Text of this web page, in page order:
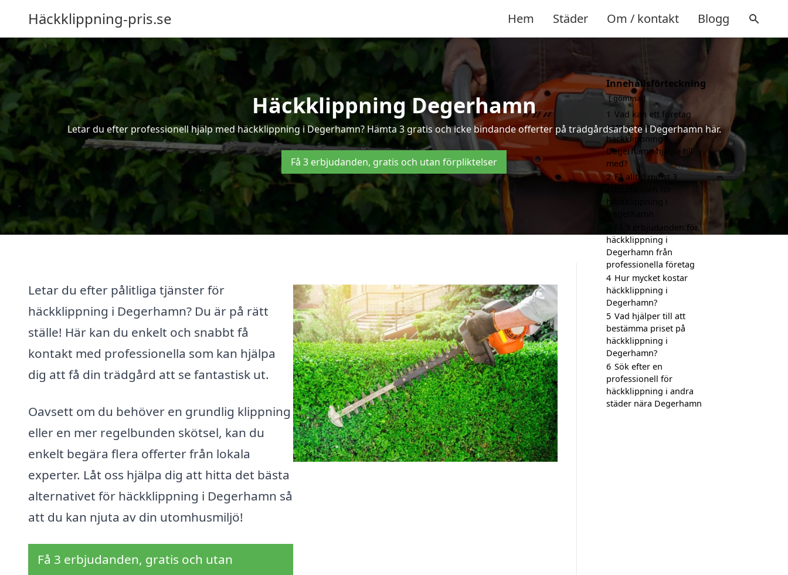
Häckklippning-pris.se Hem Städer Om / kontakt Blogg
Häckklippning Degerhamn
Letar du efter professionell hjälp med häckklippning i Degerhamn? Hämta 3 gratis och icke bindande offerter på trädgårdsarbete i Degerhamn här.
Få 3 erbjudanden, gratis och utan förpliktelser
Letar du efter pålitliga tjänster för
häckklippning i Degerhamn? Du är på rätt
ställe! Här kan du enkelt och snabbt få
kontakt med professionella som kan hjälpa
dig att få din trädgård att se fantastisk ut.
Oavsett om du behöver en grundlig klippning
eller en mer regelbunden skötsel, kan du
enkelt begära flera offerter från lokala
experter. Låt oss hjälpa dig att hitta det bästa
alternativet för häckklippning i Degerhamn så
att du kan njuta av din utomhusmiljö!
Få 3 erbjudanden, gratis och utan
Innehållsförteckning
gömma
1 Vad kan ett företag
som är specialiserat på
häckklippning i
Degerhamn hjälpa till
med?
2 Få alltid minst 3
häckklippning i
Degerhamn
Få 3 erbjudanden för
häckklippning i
Degerhamn från
professionella företag
4 Hur mycket kostar
häckklippning i
Degerhamn?
5 Vad hjälper till att
bestämma priset på
häckklippning i
Degerhamn?
6 Sök efter en
professionell för
häckklippning i andra
städer nära Degerhamn